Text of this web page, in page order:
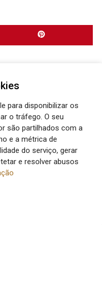
para disponibilizar os
o tráfego. O seu
são partilhados com a
e a métrica de
do serviço, gerar
e resolver abusos